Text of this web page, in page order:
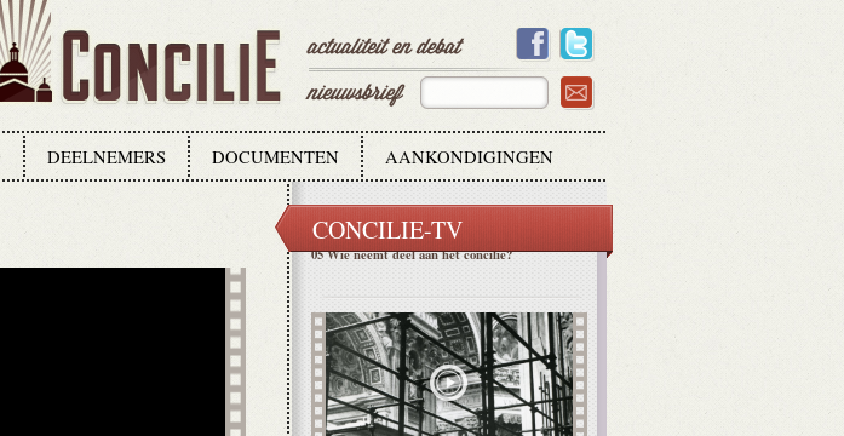
DEELNEMERS DOCUMENTEN AANKONDIGINGEN
CONCILIE-TV
06 Hoe komen de Conciliedocumenten tot stand?
05 Wie neemt deel aan het concilie?